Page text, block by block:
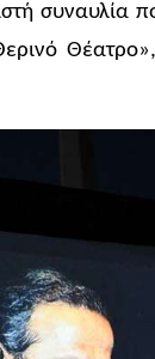
συναυλία